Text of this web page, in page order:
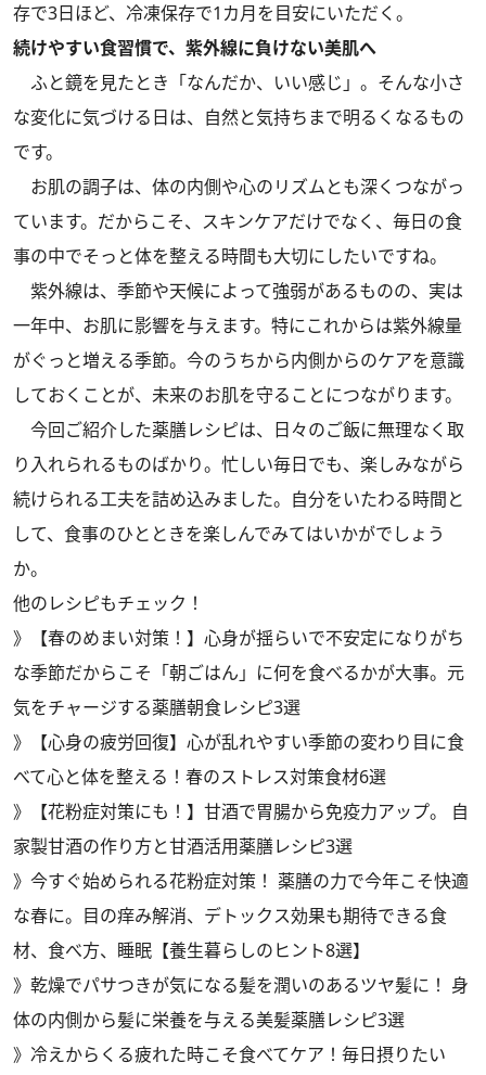
存で3日ほど、冷凍保存で1カ月を目安にいただく。
続けやすい食習慣で、紫外線に負けない美肌へ
ふと鏡を見たとき「なんだか、いい感じ」。そんな小さ
な変化に気づける日は、自然と気持ちまで明るくなるもの
です。
お肌の調子は、体の内側や心のリズムとも深くつながっ
ています。だからこそ、スキンケアだけでなく、毎日の食
事の中でそっと体を整える時間も大切にしたいですね。
紫外線は、季節や天候によって強弱があるものの、実は
一年中、お肌に影響を与えます。特にこれからは紫外線量
がぐっと増える季節。今のうちから内側からのケアを意識
しておくことが、未来のお肌を守ることにつながります。
今回ご紹介した薬膳レシピは、日々のご飯に無理なく取
り入れられるものばかり。忙しい毎日でも、楽しみながら
続けられる工夫を詰め込みました。自分をいたわる時間と
して、食事のひとときを楽しんでみてはいかがでしょう
か。
他のレシピもチェック！
》
【春のめまい対策！】心身が揺らいで不安定になりがち
な季節だからこそ「朝ごはん」に何を食べるかが大事。元
気をチャージする薬膳朝食レシピ3選
》
【心身の疲労回復】心が乱れやすい季節の変わり目に食
べて心と体を整える！春のストレス対策食材6選
》
【花粉症対策にも！】甘酒で胃腸から免疫力アップ。 自
家製甘酒の作り方と甘酒活用薬膳レシピ3選
》 今すぐ始められる花粉症対策！ 薬膳の力で今年こそ快適
な春に。目の痒み解消、デトックス効果も期待できる食
材、食べ方、睡眠【養生暮らしのヒント8選】
》 乾燥でパサつきが気になる髪を潤いのあるツヤ髪に！ 身
体の内側から髪に栄養を与える美髪薬膳レシピ3選
》 冷えからくる疲れた時こそ食べてケア！毎日摂りたい